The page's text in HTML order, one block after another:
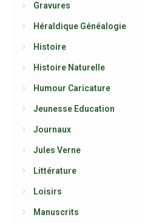
Gravures
Héraldique Généalogie
Histoire
Histoire Naturelle
Humour Caricature
Jeunesse Education
Journaux
Jules Verne
Littérature
Loisirs
Manuscrits